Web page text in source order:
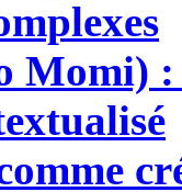
Momi) :